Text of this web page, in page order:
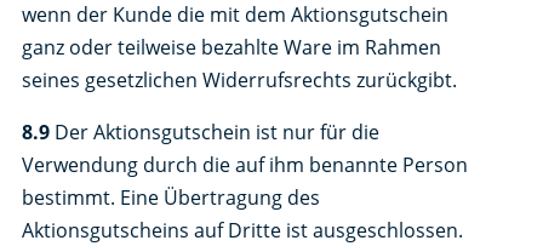
wenn der Kunde die mit dem Aktionsgutschein
ganz oder teilweise bezahlte Ware im Rahmen
seines gesetzlichen Widerrufsrechts zurückgibt.
8.9Der Aktionsgutschein ist nur für die
Verwendung durch die auf ihm benannte Person
bestimmt. Eine Übertragung des
Aktionsgutscheins auf Dritte ist ausgeschlossen.